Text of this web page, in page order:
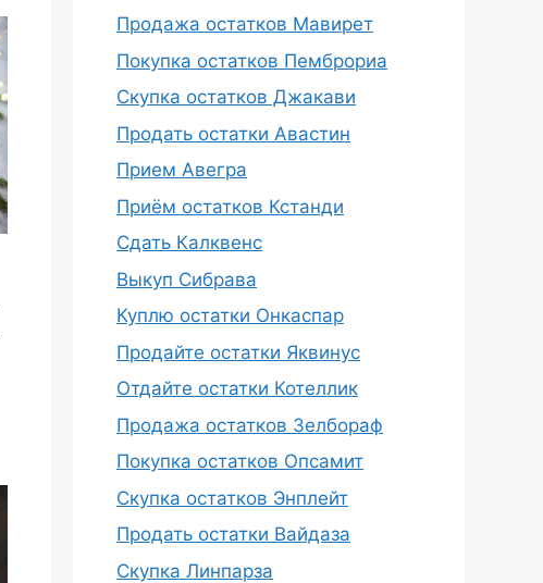
Продажа остатков Мавирет
Покупка остатков Пемброриа
Скупка остатков Джакави
Продать остатки Авастин
Прием Авегра
Приём остатков Кстанди
Сдать Калквенс
Выкуп Сибрава
Куплю остатки Онкаспар
Продайте остатки Яквинус
Отдайте остатки Котеллик
Продажа остатков Зелбораф
Покупка остатков Опсамит
Скупка остатков Энплейт
Продать остатки Вайдаза
Скупка Линпарза